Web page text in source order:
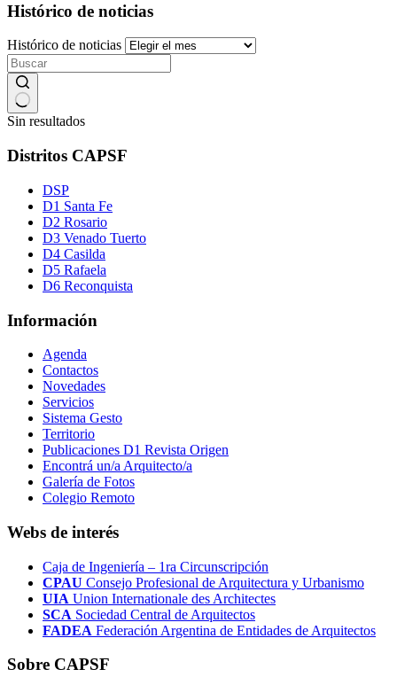
Histórico de noticias
Histórico de noticias
Sin resultados
Distritos CAPSF
DSP
D1 Santa Fe
D2 Rosario
D3 Venado Tuerto
D4 Casilda
D5 Rafaela
D6 Reconquista
Información
Agenda
Contactos
Novedades
Servicios
Sistema Gesto
Territorio
Publicaciones D1 Revista Origen
Encontrá un/a Arquitecto/a
Galería de Fotos
Colegio Remoto
Webs de interés
Caja de Ingeniería – 1ra Circunscripción
CPAU Consejo Profesional de Arquitectura y Urbanismo
UIA Union Internationale des Architectes
SCA Sociedad Central de Arquitectos
FADEA Federación Argentina de Entidades de Arquitectos
Sobre CAPSF